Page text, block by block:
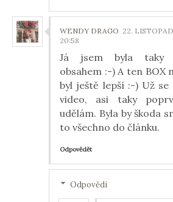
WENDY DRAGO 22.
20:58
Já jsem byla taky
obsahem :-) A ten BOX
byl ještě lepší :-) Už se
video, asi taky
udělám. Byla by škoda
to všechno do článku.
Odpovědět
Odpovědi